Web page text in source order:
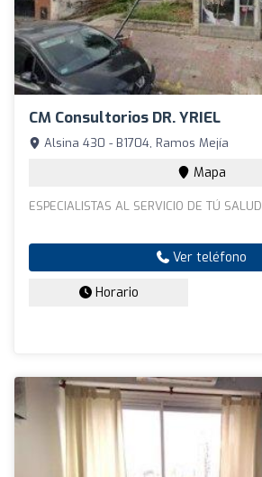
CM Consultorios DR. YRIEL
Alsina 430 - B1704, Ramos Mejía
Mapa
ESPECIALISTAS AL SERVICIO DE TÚ SALUD
Ver teléfono
Horario